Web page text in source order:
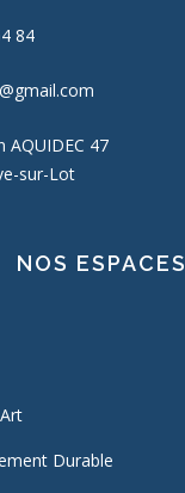
84
AQUIDEC 47
sur-Lot
NOS ESPACES
Durable